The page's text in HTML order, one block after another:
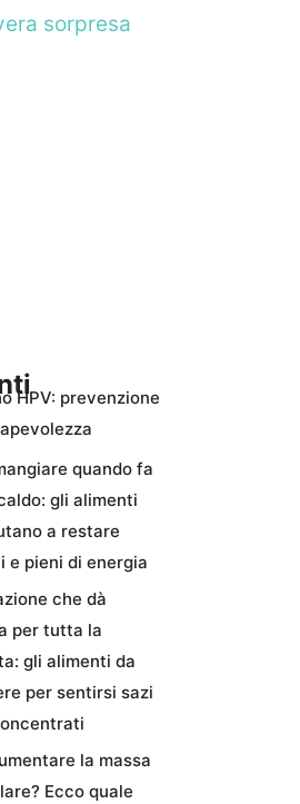
sorpresa
HPV: prevenzione
quando fa
gli alimenti
a restare
e pieni di energia
che dà
per tutta la
gli alimenti da
per sentirsi sazi
la massa
Ecco quale